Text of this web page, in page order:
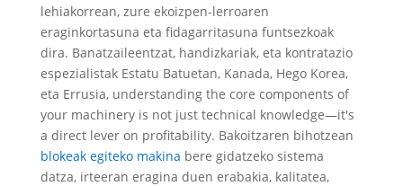
lehiakorrean, zure ekoizpen-lerroaren
eraginkortasuna eta fidagarritasuna funtsezkoak
dira. Banatzaileentzat, handizkariak, eta kontratazio
espezialistak Estatu Batuetan, Kanada, Hego Korea,
eta Errusia, understanding the core components of
your machinery is not just technical knowledge—it's
a direct lever on profitability. Bakoitzaren bihotzean
blokeak egiteko makina bere gidatzeko sistema
datza, irteeran eragina duen erabakia, kalitatea,